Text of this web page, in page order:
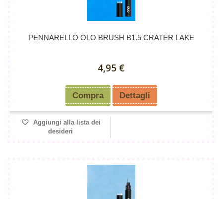
PENNARELLO OLO BRUSH B1.5 CRATER LAKE
4,95 €
Compra Dettagli
Aggiungi alla lista dei
desideri